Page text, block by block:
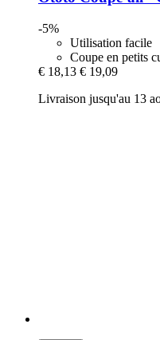
-5%
Utilisation facile
Coupe en petits
€ 18,13 € 19,09
Livraison jusqu'au 13